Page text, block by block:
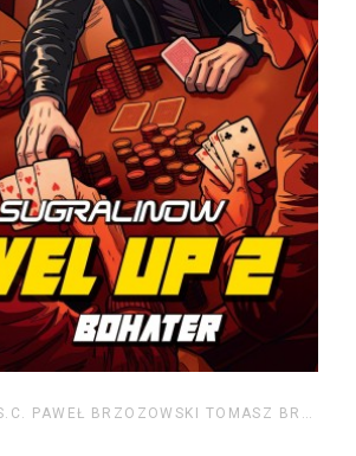
INSIGNIS MEDIA S.C. PAWEŁ BRZOZOWSKI TOMASZ BRZOZOWSKI